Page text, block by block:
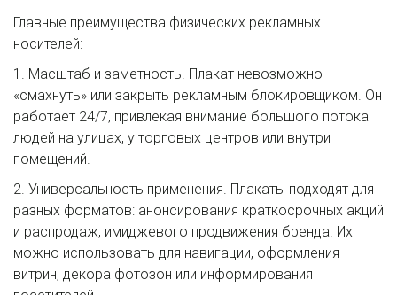
Главные преимущества физических рекламных
носителей:
1. Масштаб и заметность. Плакат невозможно
«смахнуть» или закрыть рекламным блокировщиком. Он
работает 24/7, привлекая внимание большого потока
людей на улицах, у торговых центров или внутри
помещений.
2. Универсальность применения. Плакаты подходят для
разных форматов: анонсирования краткосрочных акций
и распродаж, имиджевого продвижения бренда. Их
можно использовать для навигации, оформления
витрин, декора фотозон или информирования